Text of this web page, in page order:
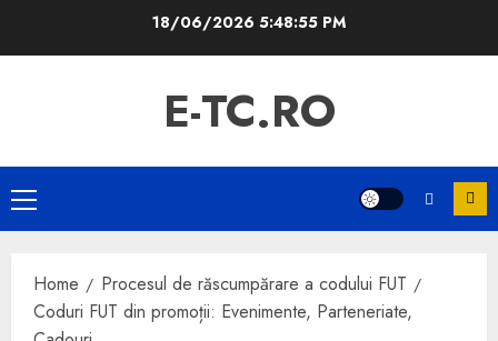
18/06/2026 5:48:56 PM
E-TC.RO
Primary
Menu
Home
Procesul de răscumpărare a codului FUT
Coduri FUT din promoții: Evenimente, Parteneriate,